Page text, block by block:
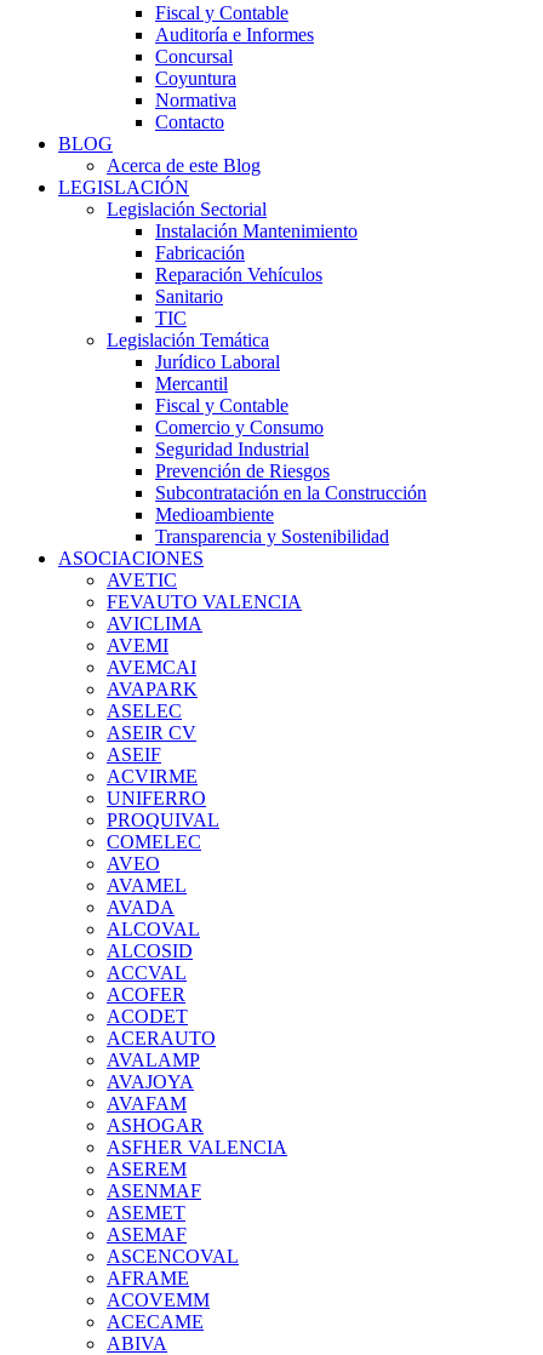
Fiscal y Contable
Auditoría e Informes
Concursal
Coyuntura
Normativa
Contacto
BLOG
Acerca de este Blog
LEGISLACIÓN
Legislación Sectorial
Instalación Mantenimiento
Fabricación
Reparación Vehículos
Sanitario
TIC
Legislación Temática
Jurídico Laboral
Mercantil
Fiscal y Contable
Comercio y Consumo
Seguridad Industrial
Prevención de Riesgos
Subcontratación en la Construcción
Medioambiente
Transparencia y Sostenibilidad
ASOCIACIONES
AVETIC
FEVAUTO VALENCIA
AVICLIMA
AVEMI
AVEMCAI
AVAPARK
ASELEC
ASEIR CV
ASEIF
ACVIRME
UNIFERRO
PROQUIVAL
COMELEC
AVEO
AVAMEL
AVADA
ALCOVAL
ALCOSID
ACCVAL
ACOFER
ACODET
ACERAUTO
AVALAMP
AVAJOYA
AVAFAM
ASHOGAR
ASFHER VALENCIA
ASEREM
ASENMAF
ASEMET
ASEMAF
ASCENCOVAL
AFRAME
ACOVEMM
ACECAME
ABIVA